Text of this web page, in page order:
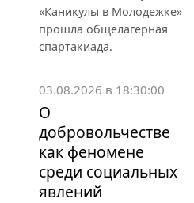
«Каникулы в Молодежке»
прошла общелагерная
спартакиада.
03.08.2026 в 18:30:00
О
добровольчестве
как феномене
среди социальных
явлений